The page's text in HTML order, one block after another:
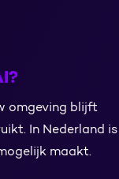
omgeving blijft
In Nederland is
maakt.